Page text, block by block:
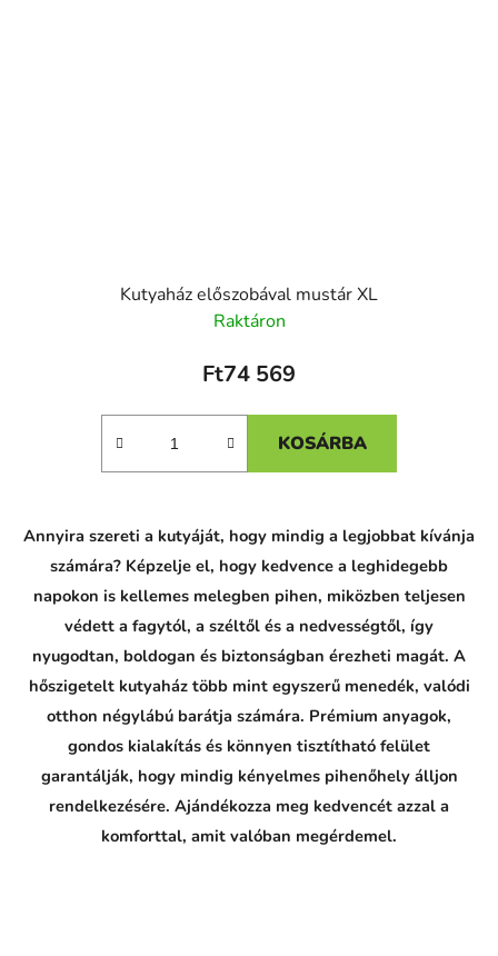
Kutyaház előszobával mustár XL
Raktáron
Ft74 569
KOSÁRBA
Annyira szereti a kutyáját, hogy mindig a legjobbat kívánja
számára? Képzelje el, hogy kedvence a leghidegebb
napokon is kellemes melegben pihen, miközben teljesen
védett a fagytól, a széltől és a nedvességtől, így
nyugodtan, boldogan és biztonságban érezheti magát. A
hőszigetelt kutyaház több mint egyszerű menedék, valódi
otthon négylábú barátja számára. Prémium anyagok,
gondos kialakítás és könnyen tisztítható felület
garantálják, hogy mindig kényelmes pihenőhely álljon
rendelkezésére. Ajándékozza meg kedvencét azzal a
komforttal, amit valóban megérdemel.